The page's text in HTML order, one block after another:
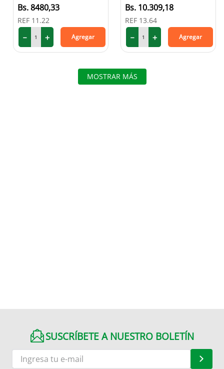
8480,33
REF 11.22
＋
－ Agregar
10.309,18
REF 13.64
＋
－ Agregar
MOSTRAR MÁS
SUSCRÍBETE A NUESTRO BOLETÍN